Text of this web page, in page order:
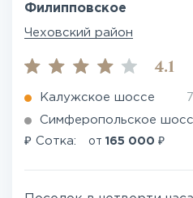
Филипповское
Чеховский район
4.1
Калужское шоссе
Симферопольское
₽ Сотка: от 165 000 ₽